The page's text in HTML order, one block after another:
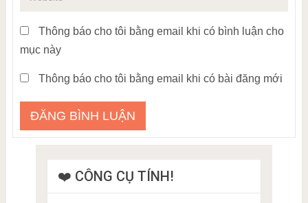
Thông báo cho tôi bằng email khi có bình luận cho
mục này
Thông báo cho tôi bằng email khi có bài đăng mới
❤️ CÔNG CỤ TÍNH!